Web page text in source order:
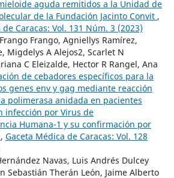
aguda remitidos a la Unidad de
de la Fundación Jacinto Convit ,
Caracas: Vol. 131 Núm. 3 (2023)
Frango, Agniellys Ramírez,
Migdelys A Alejos2, Scarlet N
C Eleizalde, Hector R Rangel, Ana
de cebadores específicos para la
genes env y gag mediante reacción
polimerasa anidada en pacientes
infección por Virus de
Humana-1 y su confirmación por
, Gaceta Médica de Caracas: Vol. 128
Navas, Luis Andrés Dulcey
Sebastián Therán León, Jaime Alberto